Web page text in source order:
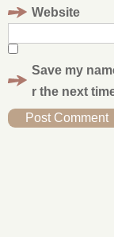
Website
Save my
r the next